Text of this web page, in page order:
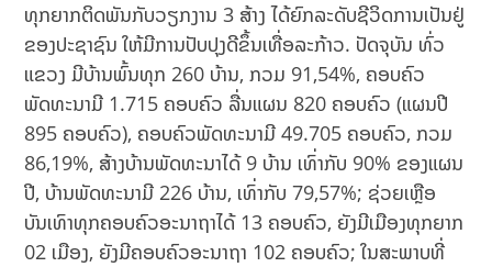
ທຸກຍາກຕິດພັນກັບວຽກງານ 3 ສ້າງ ໄດ້ຍົກລະດັບຊີວິດການເປັນຢູ່
ຂອງປະຊາຊົນ ໃຫ້ມີການປັບປຸງດີຂຶ້ນເທື່ອລະກ້າວ. ປັດຈຸບັນ ທົ່ວ
ແຂວງ ມີບ້ານພົ້ນທຸກ 260 ບ້ານ, ກວມ 91,54%, ຄອບຄົວ
ພັດທະນາມີ 1.715 ຄອບຄົວ ລື່ນແຜນ 820 ຄອບຄົວ (ແຜນປີ
895 ຄອບຄົວ), ຄອບຄົວພັດທະນາມີ 49.705 ຄອບຄົວ, ກວມ
86,19%, ສ້າງບ້ານພັດທະນາໄດ້ 9 ບ້ານ ເທົ່າກັບ 90% ຂອງແຜນ
ປີ, ບ້ານພັດທະນາມີ 226 ບ້ານ, ເທົ່າກັບ 79,57%; ຊ່ວຍເຫຼືອ
ບັນເທົາທຸກຄອບຄົວອະນາຖາໄດ້ 13 ຄອບຄົວ, ຍັງມີເມືອງທຸກຍາກ
02 ເມືອງ, ຍັງມີຄອບຄົວອະນາຖາ 102 ຄອບຄົວ; ໃນສະພາບທີ່